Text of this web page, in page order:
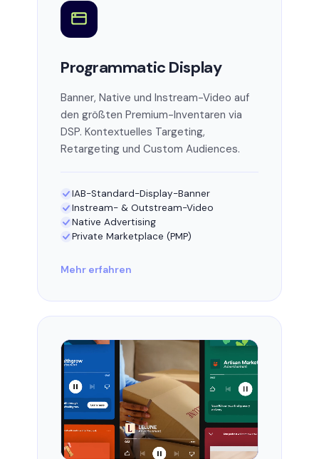
Programmatic Display
Banner, Native und Instream-Video auf
den größten Premium-Inventaren via
DSP. Kontextuelles Targeting,
Retargeting und Custom Audiences.
IAB-Standard-Display-Banner
Instream- & Outstream-Video
Native Advertising
Private Marketplace (PMP)
Mehr erfahren